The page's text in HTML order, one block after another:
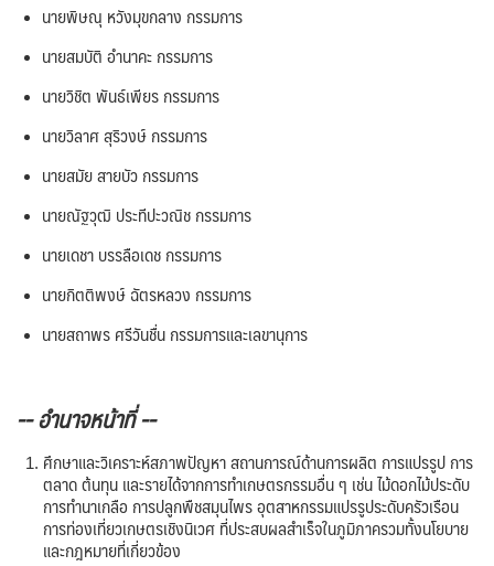
นายพิษณุ หวังมุขกลาง กรรมการ
นายสมบัติ อำนาคะ กรรมการ
นายวิชิต พันธ์เพียร กรรมการ
นายวิลาศ สุริวงษ์ กรรมการ
นายสมัย สายบัว กรรมการ
นายณัฐวุฒิ ประทีปะวณิช กรรมการ
นายเดชา บรรลือเดช กรรมการ
นายกิตติพงษ์ ฉัตรหลวง กรรมการ
นายสถาพร ศรีวันชื่น กรรมการและเลขานุการ
-- อำนาจหน้าที่ --
ศึกษาและวิเคราะห์สภาพปัญหา สถานการณ์ด้านการผลิต การแปรรูป การ
ตลาด ต้นทุน และรายได้จากการทำเกษตรกรรมอื่น ๆ เช่น ไม้ดอกไม้ประดับ
การทำนาเกลือ การปลูกพืชสมุนไพร อุตสาหกรรมแปรรูประดับครัวเรือน
การท่องเที่ยวเกษตรเชิงนิเวศ ที่ประสบผลสำเร็จในภูมิภาครวมทั้งนโยบาย
และกฎหมายที่เกี่ยวข้อง